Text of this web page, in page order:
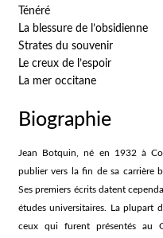
Ténéré
La blessure de l’obsidienne
Strates du souvenir
Le creux de l’espoir
La mer occitane
Biographie
Jean Botquin, né en 1932 à
publier vers la fin de sa carrière
Ses premiers écrits datent
études universitaires. La plupart
ceux qui furent présentés au